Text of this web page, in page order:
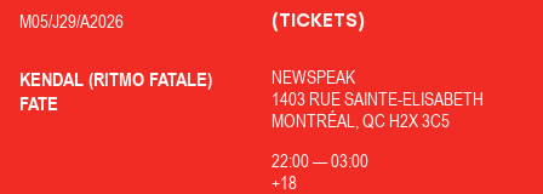
M05/J29/A2026
KENDAL (RITMO FATALE)
FATE
NEWSPEAK
1403 RUE SAINTE-ELISABETH
MONTRÉAL, QC H2X 3C5
22:00—03:00
+18
(TICKETS)